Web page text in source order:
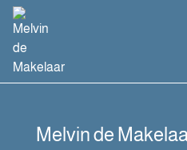
Spring naar inhoud
Melvin de